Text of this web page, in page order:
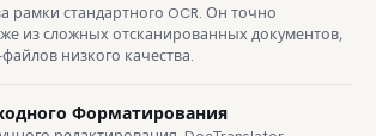
стандартного OCR. Он точно
из сложных отсканированных документов,
низкого качества.
Форматирования